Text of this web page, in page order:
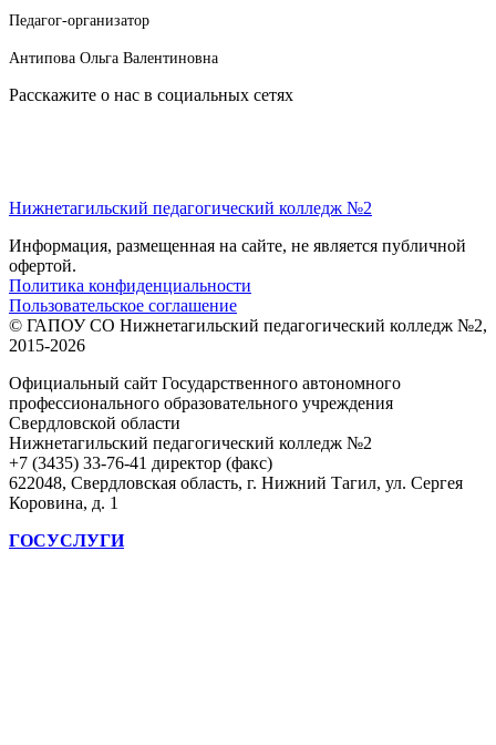
Педагог-организатор
Антипова Ольга Валентиновна
Расскажите о нас в социальных сетях
Нижнетагильский педагогический колледж №2
Информация, размещенная на сайте, не является публичной
офертой.
Политика конфиденциальности
Пользовательское соглашение
© ГАПОУ СО Нижнетагильский педагогический колледж №2,
2015-2026
Официальный сайт Государственного автономного
профессионального образовательного учреждения
Свердловской области
Нижнетагильский педагогический колледж №2
+7 (3435) 33-76-41 директор (факс)
622048, Свердловская область, г. Нижний Тагил, ул. Сергея
Коровина, д. 1
ГОСУСЛУГИ